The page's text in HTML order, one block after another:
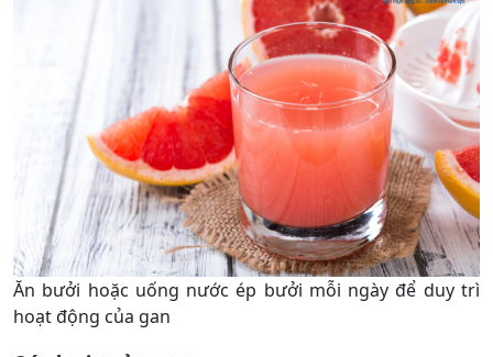
Ăn bưởi hoặc uống nước ép bưởi mỗi ngày để duy trì
hoạt động của gan